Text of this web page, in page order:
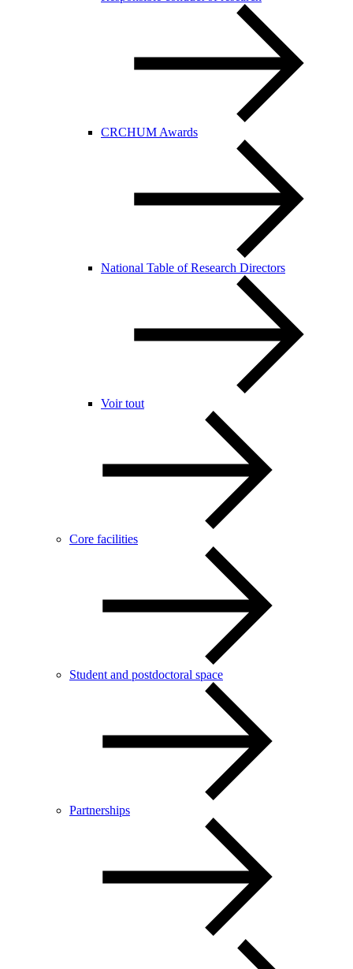
CRCHUM Awards
National Table of Research Directors
Voir tout
Core facilities
Student and postdoctoral space
Partnerships